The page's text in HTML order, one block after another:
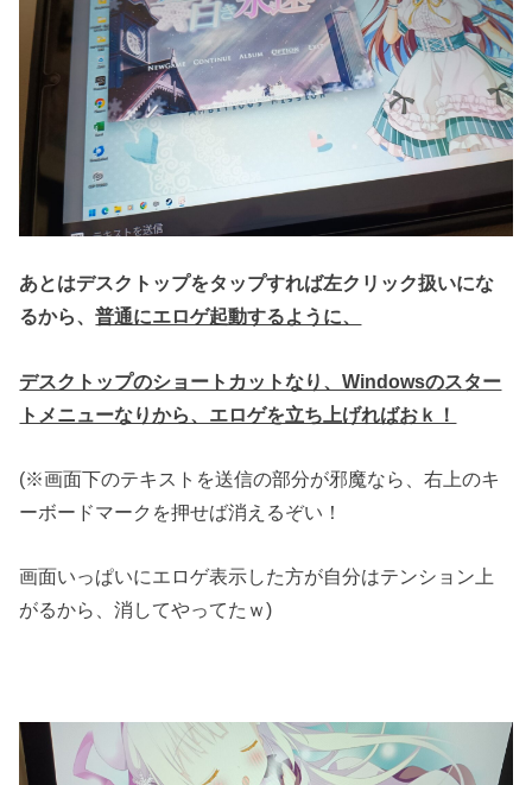
あとはデスクトップをタップすれば左クリック扱いにな
るから、普通にエロゲ起動するように、
デスクトップのショートカットなり、Windowsのスター
トメニューなりから、エロゲを立ち上げればおｋ！
(※画面下のテキストを送信の部分が邪魔なら、右上のキ
ーボードマークを押せば消えるぞい！
画面いっぱいにエロゲ表示した方が自分はテンション上
がるから、消してやってたｗ)